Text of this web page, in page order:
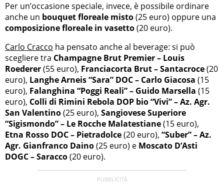
Per un’occasione speciale, invece, è possibile ordinare
anche un bouquet floreale misto(25 euro) oppure una
composizione floreale in vasetto(20 euro).
Carlo Cracco ha pensato anche al beverage: si può
scegliere tra Champagne Brut Premier – Louis
Roederer(55 euro), Franciacorta Brut – Santacroce(20
euro), Langhe Arneis “Sara” DOC – Carlo Giacosa (15
euro), Falanghina “Poggi Reali” – Guido Marsella (15
euro), Colli di Rimini Rebola DOP bio “Vivi” – Az. Agr.
San Valentino(25 euro), Sangiovese Superiore
“Sigismondo” – Le Rocche Malatestiane(15 euro),
Etna Rosso DOC – Pietradolce(20 euro), “Suber” – Az.
Agr. Gianfranco Daino(25 euro) e Moscato D’Asti
DOGC – Saracco(20 euro).